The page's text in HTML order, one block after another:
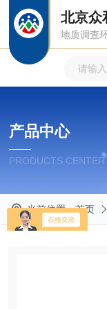
北京众
地质调查
产品中心
PRODUCTS CENTER
当前位置：首页